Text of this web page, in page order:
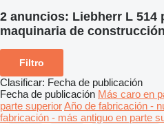
2 anuncios: Liebherr L 514
maquinaria de construcción
Filtro
Clasificar: Fecha de publicación
Fecha de publicación Más caro en
parte superiorAño de fabricación -
fabricación - más antiguo en parte